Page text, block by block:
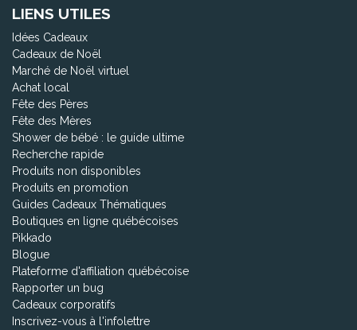
LIENS UTILES
Idées Cadeaux
Cadeaux de Noël
Marché de Noël virtuel
Achat local
Fête des Pères
Fête des Mères
Shower de bébé : le guide ultime
Recherche rapide
Produits non disponibles
Produits en promotion
Guides Cadeaux Thématiques
Boutiques en ligne québécoises
Pikkado
Blogue
Plateforme d'affiliation québécoise
Rapporter un bug
Cadeaux corporatifs
Inscrivez-vous à l'infolettre